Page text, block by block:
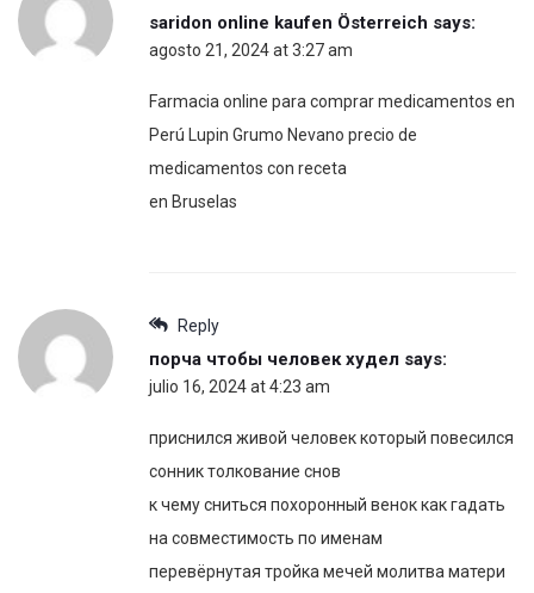
saridon online kaufen Österreich says:
agosto 21, 2024 at 3:27 am
Farmacia online para comprar medicamentos en
Perú Lupin Grumo Nevano precio de
medicamentos con receta
en Bruselas
Reply
порча чтобы человек худел says:
julio 16, 2024 at 4:23 am
приснился живой человек который повесился
сонник толкование снов
к чему сниться похоронный венок как гадать
на совместимость по именам
перевёрнутая тройка мечей молитва матери